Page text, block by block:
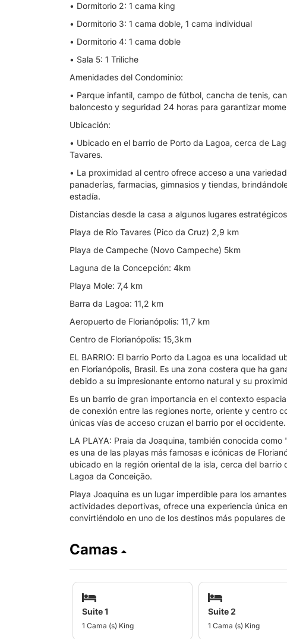
• Dormitorio 2: 1 cama king
• Dormitorio 3: 1 cama doble, 1 cama individual
• Dormitorio 4: 1 cama doble
• Sala 5: 1 Triliche
Amenidades del Condominio:
• Parque infantil, campo de fútbol, ​​cancha de tenis,
baloncesto y seguridad 24 horas para garantizar
Ubicación:
• Ubicado en el barrio de Porto da Lagoa, cerca de
Tavares.
• La proximidad al centro ofrece acceso a una
panaderías, farmacias, gimnasios y tiendas,
estadía.
Distancias desde la casa a algunos lugares
Playa de Río Tavares (Pico da Cruz) 2,9 km
Playa de Campeche (Novo Campeche) 5km
Laguna de la Concepción: 4km
Playa Mole: 7,4 km
Barra da Lagoa: 11,2 km
Aeropuerto de Florianópolis: 11,7 km
Centro de Florianópolis: 15,3km
EL BARRIO: El barrio Porto da Lagoa es una localidad
en Florianópolis, Brasil. Es una zona costera que ha
debido a su impresionante entorno natural y su
Es un barrio de gran importancia en el contexto
de conexión entre las regiones norte, oriente y centro
únicas vías de acceso cruzan el barrio por el
LA PLAYA: Praia da Joaquina, también conocida
es una de las playas más famosas e icónicas de
ubicado en la región oriental de la isla, cerca del
Lagoa da Conceição.
Playa Joaquina es un lugar imperdible para los
actividades deportivas, ofrece una experiencia única
convirtiéndolo en uno de los destinos más populares de
Camas
Suite 1
1 Cama (s) King
Suite 2
1 Cama (s) King